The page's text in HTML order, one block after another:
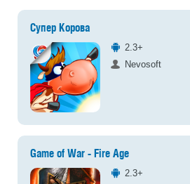
Супер Корова
2.3+
Nevosoft
Game of War - Fire Age
2.3+